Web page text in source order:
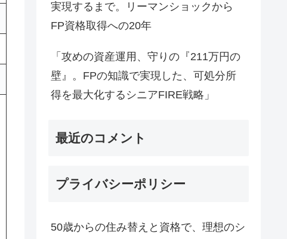
実現するまで。リーマンショックから
FP資格取得への20年
「攻めの資産運用、守りの『211万円の
壁』。FPの知識で実現した、可処分所
得を最大化するシニアFIRE戦略」
最近のコメント
プライバシーポリシー
50歳からの住み替えと資格で、理想のシ